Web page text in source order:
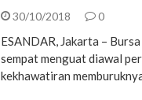
30/10/2018 0
ESANDAR, Jakarta –
sempat menguat diawal
kekhawatiran